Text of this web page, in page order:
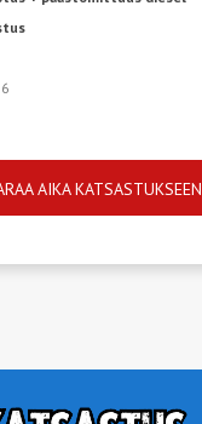
AIKA KATSASTUKSEEN